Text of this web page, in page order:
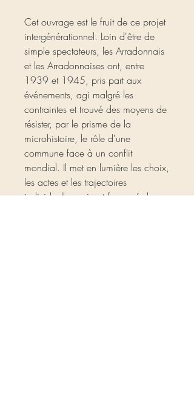
Cet ouvrage est le fruit de ce projet
intergénérationnel. Loin d'être de
simple spectateurs, les Arradonnais
et les Arradonnaises ont, entre
1939 et 1945, pris part aux
événements, agi malgré les
contraintes et trouvé des moyens de
résister, par le prisme de la
microhistoire, le rôle d'une
commune face à un conflit
mondial. Il met en lumière les choix,
les actes et les trajectoires
individuelles qui ont façonnés le